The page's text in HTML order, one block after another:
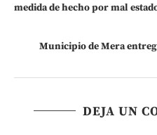
medida de hecho por mal
Municipio de Mera
DEJA UN